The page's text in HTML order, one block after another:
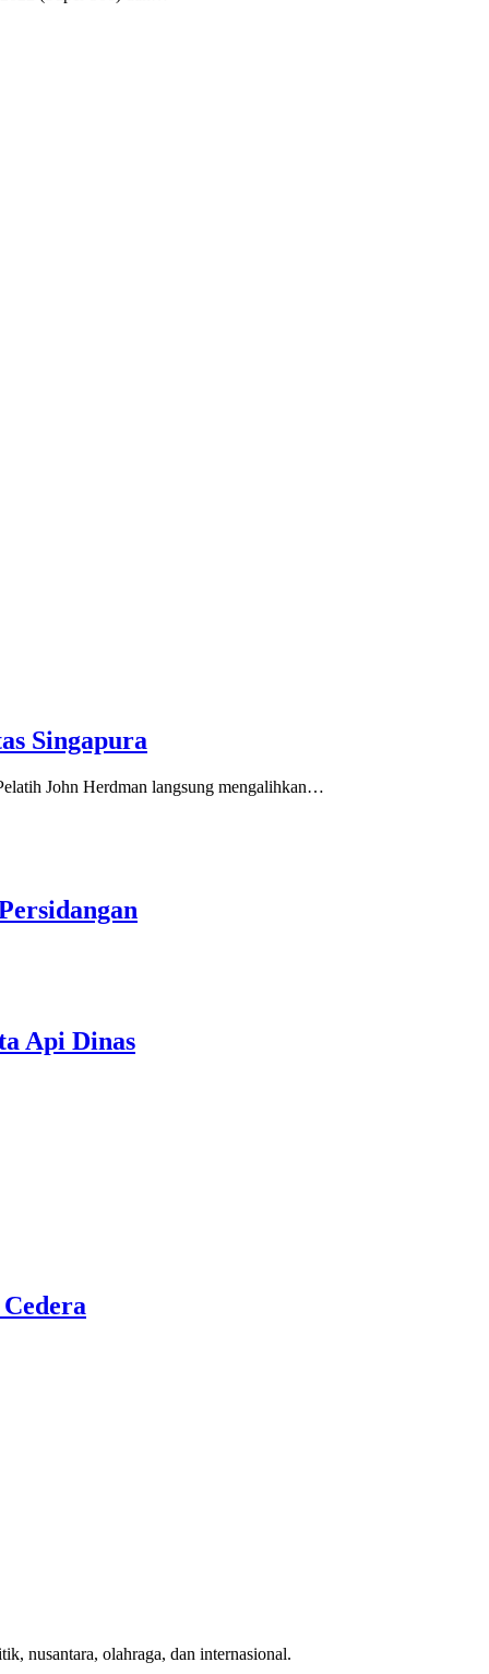
Singapura
John Herdman langsung mengalihkan…
Api Dinas
nusantara, olahraga, dan internasional.